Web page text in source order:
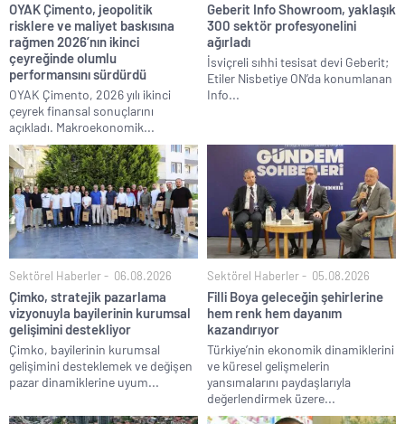
OYAK Çimento, jeopolitik
risklere ve maliyet baskısına
rağmen 2026’nın ikinci
çeyreğinde olumlu
performansını sürdürdü
OYAK Çimento, 2026 yılı ikinci
çeyrek finansal sonuçlarını
açıkladı. Makroekonomik...
Geberit Info Showroom, yaklaşık
300 sektör profesyonelini
ağırladı
İsviçreli sıhhi tesisat devi Geberit;
Etiler Nisbetiye ON’da konumlanan
Info...
Sektörel Haberler 06.08.2026
Çimko, stratejik pazarlama
vizyonuyla bayilerinin kurumsal
gelişimini destekliyor
Çimko, bayilerinin kurumsal
gelişimini desteklemek ve değişen
pazar dinamiklerine uyum...
Sektörel Haberler 05.08.2026
Filli Boya geleceğin şehirlerine
hem renk hem dayanım
kazandırıyor
Türkiye’nin ekonomik dinamiklerini
ve küresel gelişmelerin
yansımalarını paydaşlarıyla
değerlendirmek üzere...